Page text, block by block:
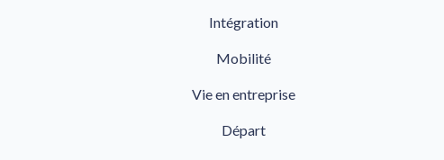
Intégration
Mobilité
Vie en entreprise
Départ